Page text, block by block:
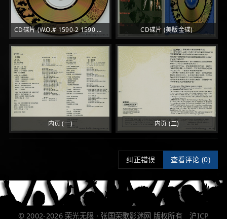
CD碟片 (W.O.# 1590-2 1590 MADE BY DISCTRONICS )
CD碟片 (美版金碟)
内页 (一) 内页 (二)
纠正错误 查看评论 (0)
© 2002-2026 荣光无限 · 张国荣歌影迷网 版权所有 沪ICP